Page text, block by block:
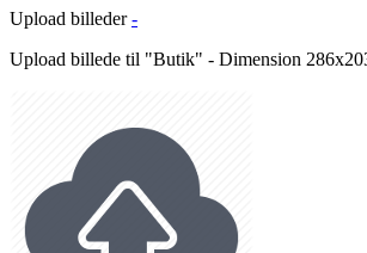
Upload billeder -
Upload billede til "Butik" - Dimension